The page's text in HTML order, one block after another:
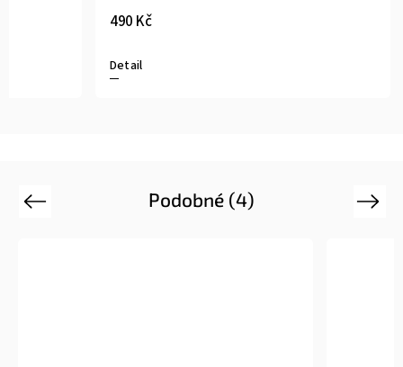
490 Kč
Detail
Podobné (4)
Previous Next